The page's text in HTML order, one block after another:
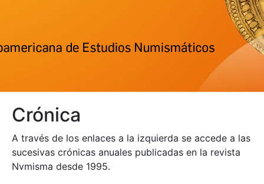
Mostrar/Ocultar
Mostrar/Ocultar
Crónica
A través de los enlaces a la izquierda se accede a las
sucesivas crónicas anuales publicadas en la revista
Nvmisma desde 1995.